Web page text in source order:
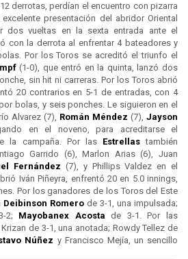
derrotas, perdían el encuentro con pizarra
presentación del abridor Oriental
dos vueltas en la sexta entrada ante el
con la derrota al enfrentar 4 bateadores y
Por los Toros se acreditó el triunfo el
(1-0), que entró en la quinta, lanzó dos
sin hit ni carreras. Por los Toros abrió
20 contrarios en 5-1 de entradas, con 4
bolas, y seis ponches. Le siguieron en el
Alvarez (7), Román Méndez (7),Jayson
en el noveno, para acreditarse el
la campaña. Por las Estrellastambién
Garrido (6), Marlon Arias (6), Juan
Fernández (7), y Phillips Valdez en el
Iván Piñeyra, enfrentó 20 en 5.0 innings,
Por los ganadores de los Toros del Este
Deibinson Romero de 3-1, una impulsada;
2; Mayobanex Acosta de 3-1. Por las
de 3-1, una anotada; Rowdy Tellez de
Núñez y Francisco Mejía, un sencillo